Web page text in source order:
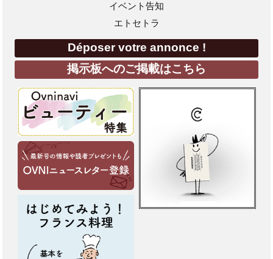
イベント告知
エトセトラ
Déposer votre annonce !
掲示板へのご掲載はこちら